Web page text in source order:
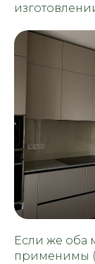
Если же оба
применимы